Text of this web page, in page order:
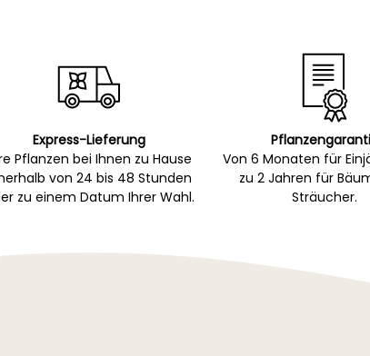
Express-Lieferung
Pflanzen bei Ihnen zu Hause
von 24 bis 48 Stunden
zu einem Datum Ihrer Wahl.
Von 6 Monaten für
zu 2 Jahren für
Sträucher.